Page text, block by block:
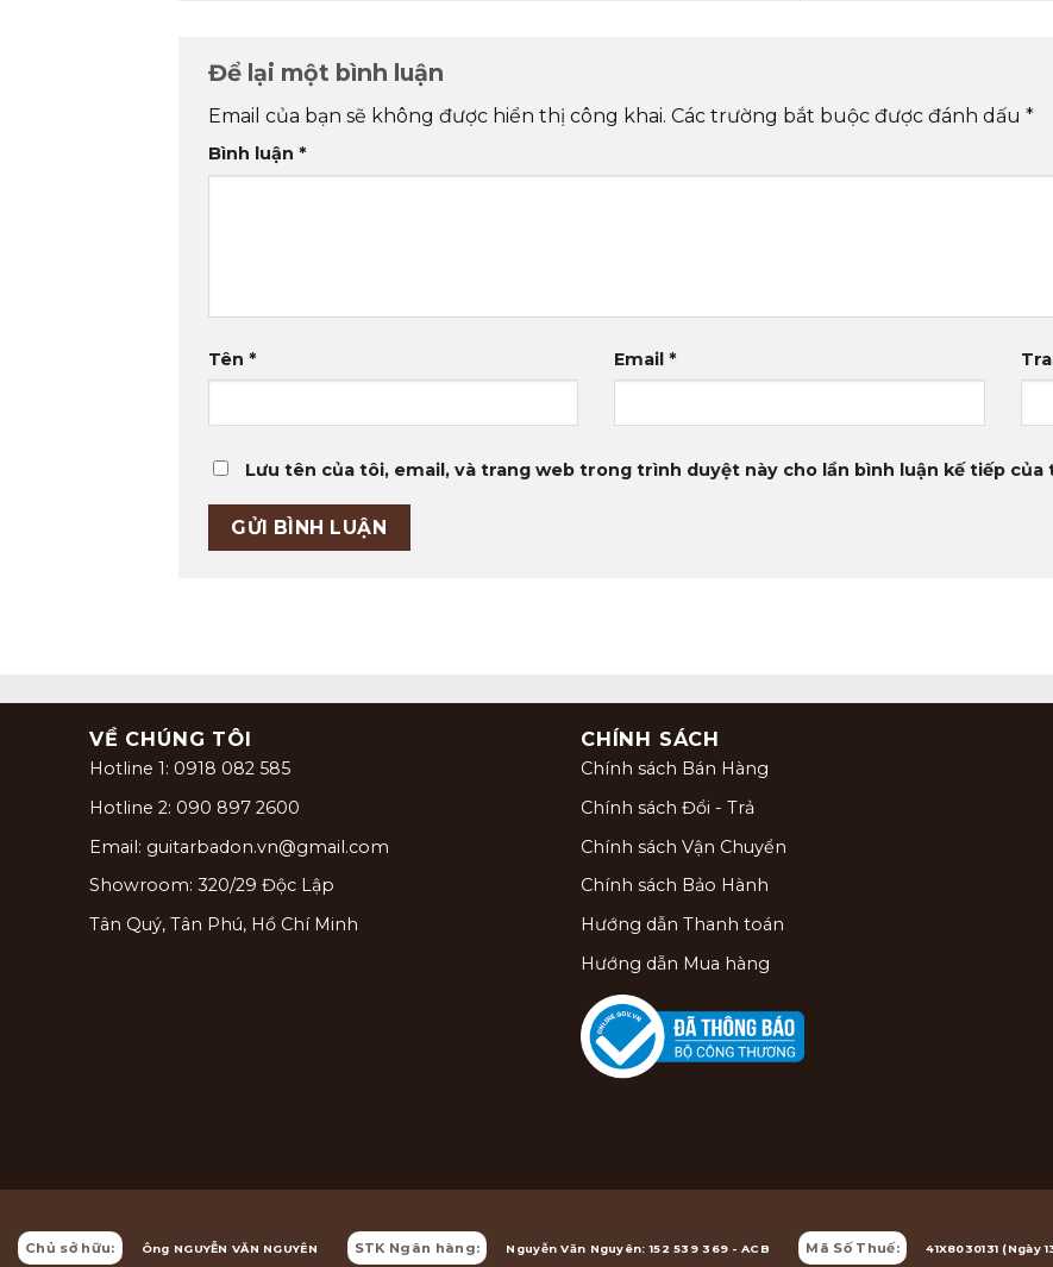
Để lại một bình luận
Email của bạn sẽ không được hiển thị công khai. Các trường bắt buộc được đánh dấu *
Bình luận *
Tên * Email*
Lưu tên của tôi, email, và trang web trong trình duyệt này cho lần bình luận kế tiếp của
VỀ CHÚNG TÔI
Hotline 1: 0918 082 585
Hotline 2: 090 897 2600
Email: guitarbadon.vn@gmail.com
Showroom: 320/29 Độc Lập
Tân Quý, Tân Phú, Hồ Chí Minh
CHÍNH SÁCH
Chính sách Bán Hàng
Chính sách Đổi - Trả
Chính sách Vận Chuyển
Chính sách Bảo Hành
Hướng dẫn Thanh toán
Hướng dẫn Mua hàng
Chủ sở hữu: Ông NGUYỄN VĂN NGUYÊN STK Ngân hàng: Nguyễn Văn Nguyên: 152 539 369 - ACB Mã Số Thuế: 41X8030131 (Ngày